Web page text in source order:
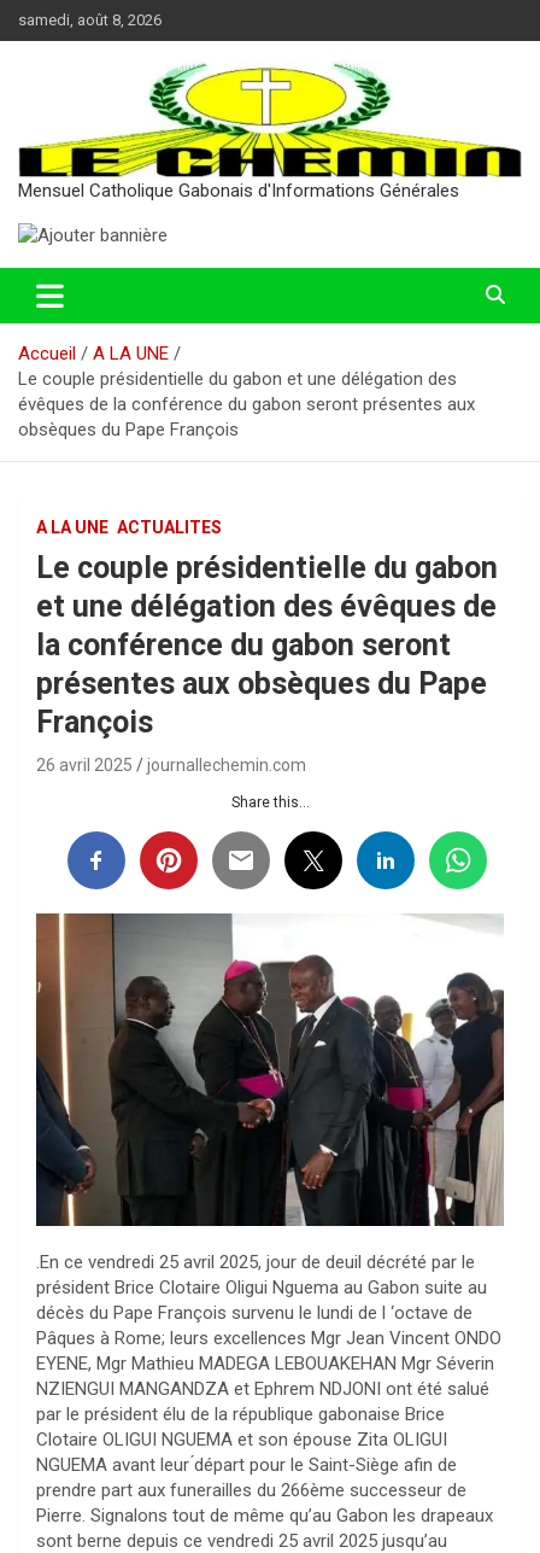
au
samedi, août 8, 2026
Mensuel Catholique Gabonais d'Informations Générales
Accueil
A LA UNE
Le couple présidentielle du gabon et une délégation des
évêques de la conférence du gabon seront présentes aux
obsèques du Pape François
A LA UNE ACTUALITES
Le couple présidentielle du gabon
et une délégation des évêques de
la conférence du gabon seront
présentes aux obsèques du Pape
François
26 avril 2025 journallechemin.com
Share this...
.En ce vendredi 25 avril 2025, jour de deuil décrété par le
président Brice Clotaire Oligui Nguema au Gabon suite au
décès du Pape François survenu le lundi de l ‘octave de
Pâques à Rome; leurs excellences Mgr Jean Vincent ONDO
EYENE, Mgr Mathieu MADEGA LEBOUAKEHAN Mgr Séverin
NZIENGUI MANGANDZA et Ephrem NDJONI ont été salué
par le président élu de la république gabonaise Brice
Clotaire OLIGUI NGUEMA et son épouse Zita OLIGUI
NGUEMA avant leur ́départ pour le Saint-Siège afin de
prendre part aux funerailles du 266ème successeur de
Pierre. Signalons tout de même qu’au Gabon les drapeaux
sont berne depuis ce vendredi 25 avril 2025 jusqu’au